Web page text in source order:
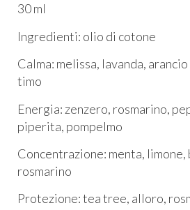
30 ml
Ingredienti: olio di cotone
Calma: melissa, lavanda,
timo
Energia: zenzero, rosmarino,
piperita, pompelmo
Concentrazione: menta,
rosmarino
Protezione: tea tree, alloro,